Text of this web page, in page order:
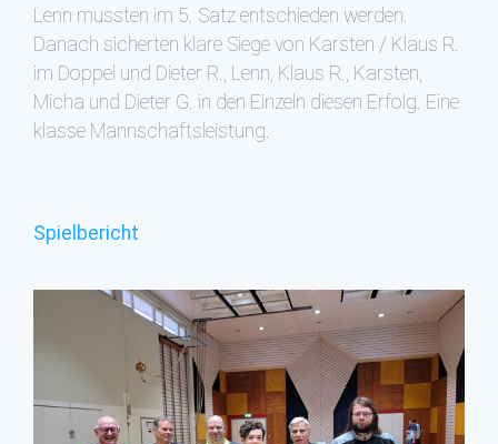
Lenn mussten im 5. Satz entschieden werden.
Danach sicherten klare Siege von Karsten / Klaus R.
im Doppel und Dieter R., Lenn, Klaus R., Karsten,
Micha und Dieter G. in den Einzeln diesen Erfolg. Eine
klasse Mannschaftsleistung.
Spielbericht